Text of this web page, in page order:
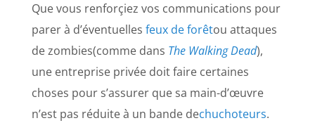
Que vous renforçiez vos communications pour
parer à d’éventuelles feux de forêtou attaques
de zombies(comme dans The Walking Dead),
une entreprise privée doit faire certaines
choses pour s’assurer que sa main-d’œuvre
n’est pas réduite à un bande dechuchoteurs.